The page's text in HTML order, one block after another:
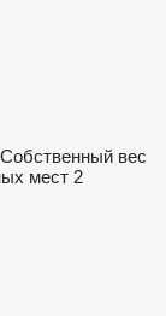
Собственный вес
мест 2